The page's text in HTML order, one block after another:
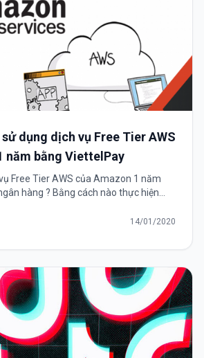
dụng dịch vụ Free Tier AWS
năm bằng ViettelPay
Free Tier AWS của Amazon 1 năm
hàng ? Bằng cách nào thực hiện
là sản phẩm...
14/01/2020